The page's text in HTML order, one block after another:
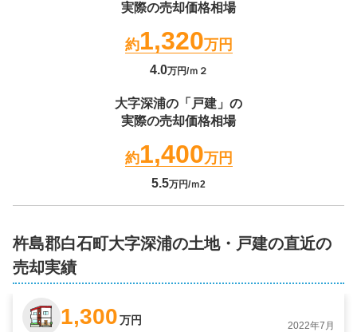
不動産会社向け情報実際の売却価格相場
約1,320万円
4.0万円/ｍ２
大字深浦の「戸建」の
実際の売却価格相場
約1,400万円
5.5万円/ｍ2
杵島郡白石町大字深浦の土地・戸建の直近の
売却実績
1,300万円 2022年7月